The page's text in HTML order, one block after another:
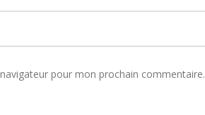
pour mon prochain commentaire.